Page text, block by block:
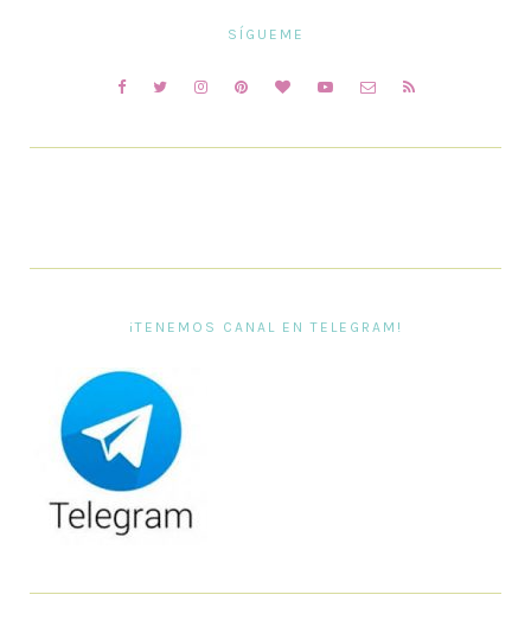
SÍGUEME
¡TENEMOS CANAL EN TELEGRAM!